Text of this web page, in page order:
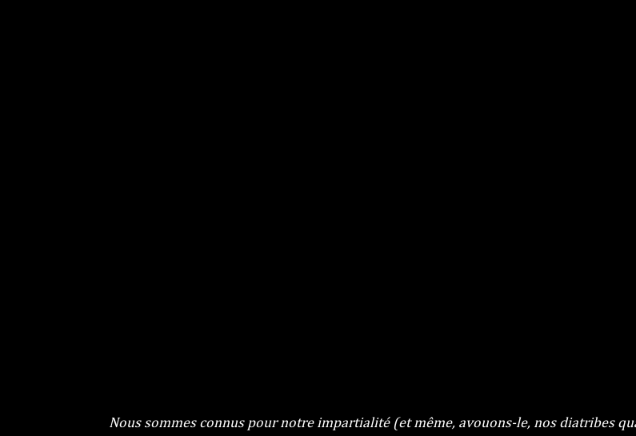
Nous sommes connus pour notre impartialité (et même, avouons-le, nos diatribes